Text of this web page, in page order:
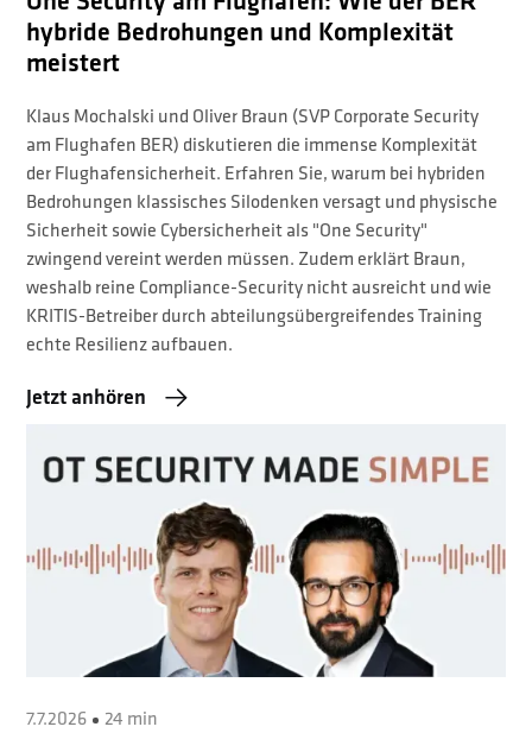
hybride Bedrohungen und Komplexität
meistert
Klaus Mochalski und Oliver Braun (SVP Corporate Security
am Flughafen BER) diskutieren die immense Komplexität
der Flughafensicherheit. Erfahren Sie, warum bei hybriden
Bedrohungen klassisches Silodenken versagt und physische
Sicherheit sowie Cybersicherheit als "One Security"
zwingend vereint werden müssen. Zudem erklärt Braun,
weshalb reine Compliance-Security nicht ausreicht und wie
KRITIS-Betreiber durch abteilungsübergreifendes Training
echte Resilienz aufbauen.
Jetzt anhören
7.7.2026 24 min